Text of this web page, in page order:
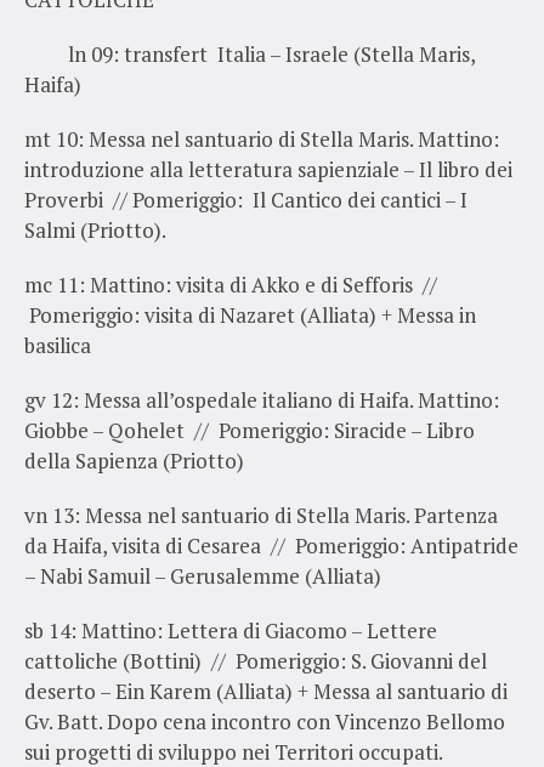
ln 09: transfert Italia – Israele (Stella Maris,
Haifa)
mt 10: Messa nel santuario di Stella Maris. Mattino:
introduzione alla letteratura sapienziale – Il libro dei
Proverbi // Pomeriggio: Il Cantico dei cantici – I
Salmi (Priotto).
mc 11: Mattino: visita di Akko e di Sefforis //
Pomeriggio: visita di Nazaret (Alliata) + Messa in
basilica
gv 12: Messa all’ospedale italiano di Haifa. Mattino:
Giobbe – Qohelet // Pomeriggio: Siracide – Libro
della Sapienza (Priotto)
vn 13: Messa nel santuario di Stella Maris. Partenza
da Haifa, visita di Cesarea // Pomeriggio: Antipatride
– Nabi Samuil – Gerusalemme (Alliata)
sb 14: Mattino: Lettera di Giacomo – Lettere
cattoliche (Bottini) // Pomeriggio: S. Giovanni del
deserto – Ein Karem (Alliata) + Messa al santuario di
Gv. Batt. Dopo cena incontro con Vincenzo Bellomo
sui progetti di sviluppo nei Territori occupati.